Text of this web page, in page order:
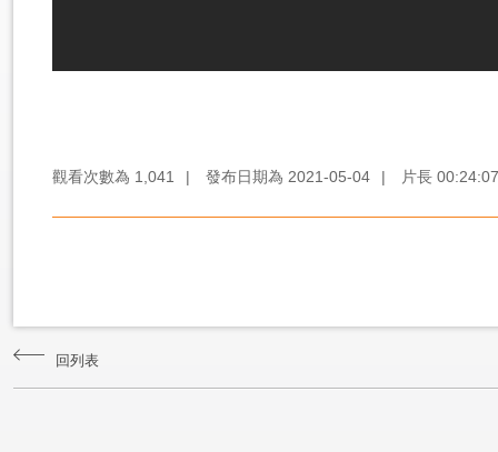
觀看次數為 1,041 | 發布日期為 2021-05-04 | 片長 00:24:07
回列表